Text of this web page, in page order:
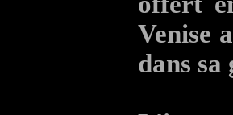
Venise
dans